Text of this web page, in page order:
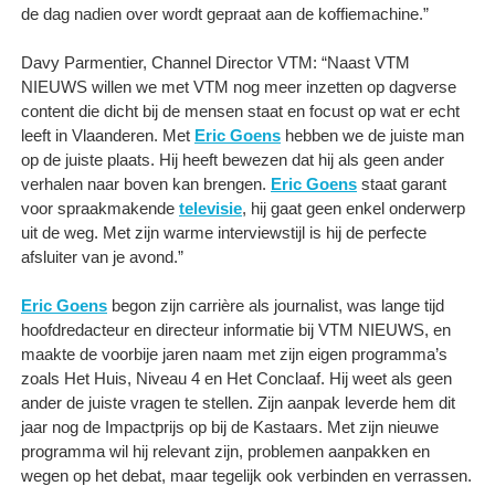
de dag nadien over wordt gepraat aan de koffiemachine.”
Davy Parmentier, Channel Director VTM: “Naast VTM
NIEUWS willen we met VTM nog meer inzetten op dagverse
content die dicht bij de mensen staat en focust op wat er echt
leeft in Vlaanderen. Met Eric Goens hebben we de juiste man
op de juiste plaats. Hij heeft bewezen dat hij als geen ander
verhalen naar boven kan brengen. Eric Goens staat garant
voor spraakmakende televisie, hij gaat geen enkel onderwerp
uit de weg. Met zijn warme interviewstijl is hij de perfecte
afsluiter van je avond.”
Eric Goens begon zijn carrière als journalist, was lange tijd
hoofdredacteur en directeur informatie bij VTM NIEUWS, en
maakte de voorbije jaren naam met zijn eigen programma’s
zoals Het Huis, Niveau 4 en Het Conclaaf. Hij weet als geen
ander de juiste vragen te stellen. Zijn aanpak leverde hem dit
jaar nog de Impactprijs op bij de Kastaars. Met zijn nieuwe
programma wil hij relevant zijn, problemen aanpakken en
wegen op het debat, maar tegelijk ook verbinden en verrassen.